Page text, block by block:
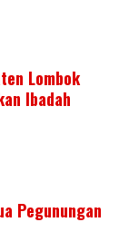
Lombok
Ibadah
Pegunungan